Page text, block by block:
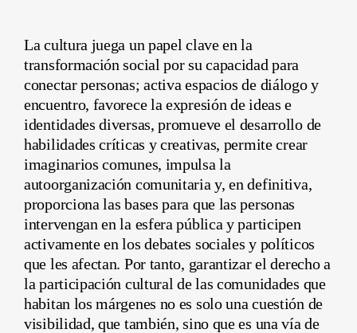
La cultura juega un papel clave en la
transformación social por su capacidad para
conectar personas; activa espacios de diálogo y
encuentro, favorece la expresión de ideas e
identidades diversas, promueve el desarrollo de
habilidades críticas y creativas, permite crear
imaginarios comunes, impulsa la
autoorganización comunitaria y, en definitiva,
proporciona las bases para que las personas
intervengan en la esfera pública y participen
activamente en los debates sociales y políticos
que les afectan. Por tanto, garantizar el derecho a
la participación cultural de las comunidades que
habitan los márgenes no es solo una cuestión de
visibilidad, que también, sino que es una vía de